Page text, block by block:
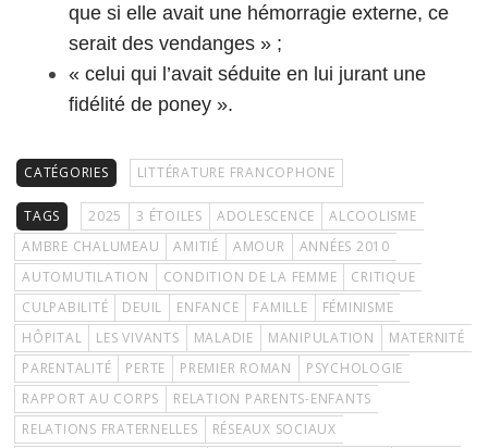
que si elle avait une hémorragie externe, ce
serait des vendanges » ;
« celui qui l’avait séduite en lui jurant une
fidélité de poney ».
CATÉGORIES LITTÉRATURE FRANCOPHONE
TAGS 2025 3 ÉTOILES ADOLESCENCE
ALCOOLISME
AMBRE CHALUMEAU
AMITIÉ AMOUR
ANNÉES 2010
AUTOMUTILATION
CONDITION DE LA FEMME
CRITIQUE
CULPABILITÉ
DEUIL ENFANCE FAMILLE
FÉMINISME
HÔPITAL
LES VIVANTS MALADIE MANIPULATION
MATERNITÉ
PARENTALITÉ
PERTE PREMIER ROMAN
PSYCHOLOGIE
RAPPORT AU CORPS
RELATION PARENTS-ENFANTS
RELATIONS FRATERNELLES
RÉSEAUX SOCIAUX